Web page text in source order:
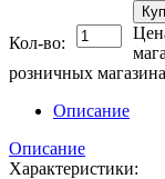
Кол-во:
розничных
Описание
Описание
Характеристики: